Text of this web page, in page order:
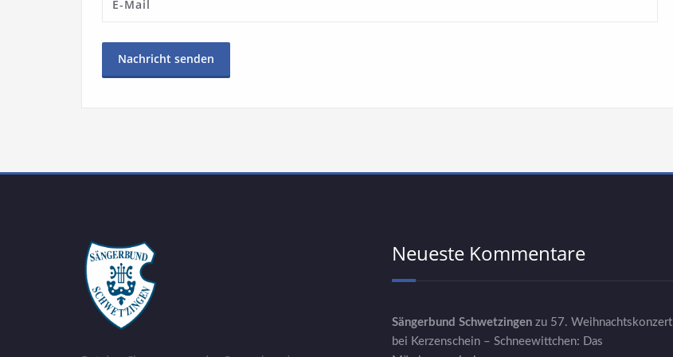
Neueste Kommentare
Sängerbund Schwetzingen zu 57. Weihnachtskonzert
bei Kerzenschein – Schneewittchen: Das